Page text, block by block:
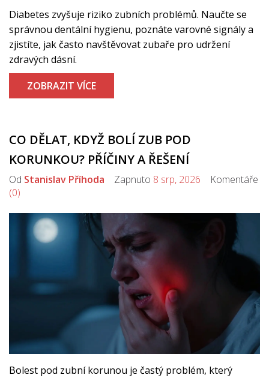
Diabetes zvyšuje riziko zubních problémů. Naučte se
správnou dentální hygienu, poznáte varovné signály a
zjistíte, jak často navštěvovat zubaře pro udržení
zdravých dásní.
ZOBRAZIT VÍCE
CO DĚLAT, KDYŽ BOLÍ ZUB POD
KORUNKOU? PŘÍČINY A ŘEŠENÍ
Od Stanislav Příhoda Zapnuto 8 srp, 2026 Komentáře
(0)
Bolest pod zubní korunou je častý problém, který